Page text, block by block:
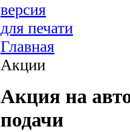
версия
для печати
Главная
Акции
Акция на
подачи